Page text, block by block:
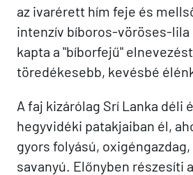
az ivarérett hím feje és
intenzív bíboros-vöröses-lila
kapta a "bíborfejű"
töredékesebb, kevésbé
A faj kizárólag Srí Lanka déli
hegyvidéki patakjaiban él,
gyors folyású,
savanyú. Előnyben részesíti